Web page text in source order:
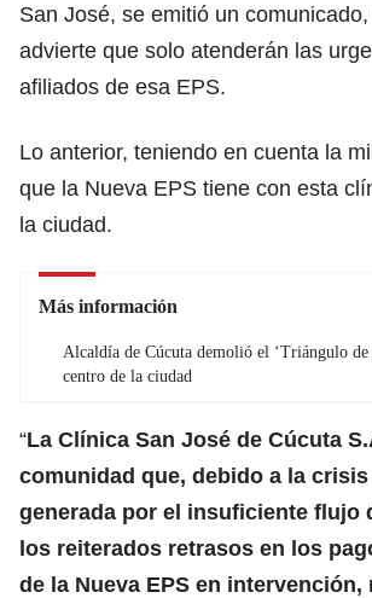
San José, se emitió un
advierte que solo atenderán las
afiliados de esa EPS.
Lo anterior, teniendo en cuenta la
que la Nueva EPS tiene con esta
la ciudad.
Más información
Alcaldía de Cúcuta demolió el ‘Triángulo de
centro de la ciudad
“La Clínica San José de Cúcuta
comunidad que, debido a la
generada por el insuficiente flujo
los reiterados retrasos en los
de la Nueva EPS en intervención,